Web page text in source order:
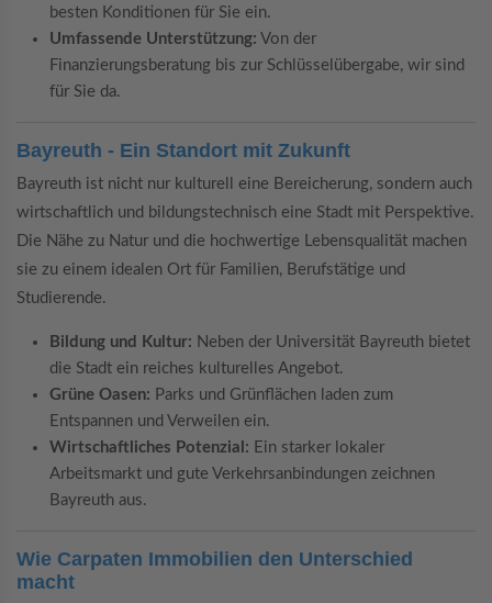
besten Konditionen für Sie ein.
Umfassende Unterstützung: Von der
Finanzierungsberatung bis zur Schlüsselübergabe, wir sind
für Sie da.
Bayreuth - Ein Standort mit Zukunft
Bayreuth ist nicht nur kulturell eine Bereicherung, sondern auch
wirtschaftlich und bildungstechnisch eine Stadt mit Perspektive.
Die Nähe zu Natur und die hochwertige Lebensqualität machen
sie zu einem idealen Ort für Familien, Berufstätige und
Studierende.
Bildung und Kultur: Neben der Universität Bayreuth bietet
die Stadt ein reiches kulturelles Angebot.
Grüne Oasen: Parks und Grünflächen laden zum
Entspannen und Verweilen ein.
Wirtschaftliches Potenzial: Ein starker lokaler
Arbeitsmarkt und gute Verkehrsanbindungen zeichnen
Bayreuth aus.
Wie Carpaten Immobilien den Unterschied
macht